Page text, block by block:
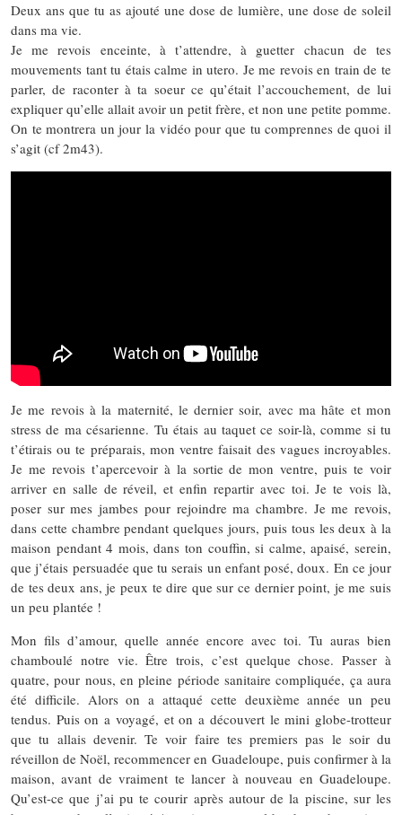
Deux ans que tu as ajouté une dose de lumière, une dose de soleil
dans ma vie.
Je me revois enceinte, à t’attendre, à guetter chacun de tes
mouvements tant tu étais calme in utero. Je me revois en train de te
parler, de raconter à ta soeur ce qu’était l’accouchement, de lui
expliquer qu’elle allait avoir un petit frère, et non une petite pomme.
On te montrera un jour la vidéo pour que tu comprennes de quoi il
s’agit (cf 2m43).
Je me revois à la maternité, le dernier soir, avec ma hâte et mon
stress de ma césarienne. Tu étais au taquet ce soir-là, comme si tu
t’étirais ou te préparais, mon ventre faisait des vagues incroyables.
Je me revois t’apercevoir à la sortie de mon ventre, puis te voir
arriver en salle de réveil, et enfin repartir avec toi. Je te vois là,
poser sur mes jambes pour rejoindre ma chambre. Je me revois,
dans cette chambre pendant quelques jours, puis tous les deux à la
maison pendant 4 mois, dans ton couffin, si calme, apaisé, serein,
que j’étais persuadée que tu serais un enfant posé, doux. En ce jour
de tes deux ans, je peux te dire que sur ce dernier point, je me suis
un peu plantée !
Mon fils d’amour, quelle année encore avec toi. Tu auras bien
chamboulé notre vie. Être trois, c’est quelque chose. Passer à
quatre, pour nous, en pleine période sanitaire compliquée, ça aura
été difficile. Alors on a attaqué cette deuxième année un peu
tendus. Puis on a voyagé, et on a découvert le mini globe-trotteur
que tu allais devenir. Te voir faire tes premiers pas le soir du
réveillon de Noël, recommencer en Guadeloupe, puis confirmer à la
maison, avant de vraiment te lancer à nouveau en Guadeloupe.
Qu’est-ce que j’ai pu te courir après autour de la piscine, sur les